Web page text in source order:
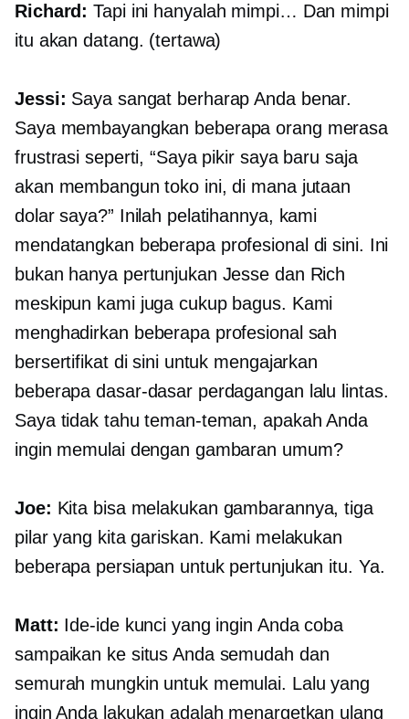
Richard: Tapi ini hanyalah mimpi… Dan mimpi
itu akan datang. (tertawa)
Jessi: Saya sangat berharap Anda benar.
Saya membayangkan beberapa orang merasa
frustrasi seperti, “Saya pikir saya baru saja
akan membangun toko ini, di mana jutaan
dolar saya?” Inilah pelatihannya, kami
mendatangkan beberapa profesional di sini. Ini
bukan hanya pertunjukan Jesse dan Rich
meskipun kami juga cukup bagus. Kami
menghadirkan beberapa profesional sah
bersertifikat di sini untuk mengajarkan
beberapa dasar-dasar perdagangan lalu lintas.
Saya tidak tahu teman-teman, apakah Anda
ingin memulai dengan gambaran umum?
Joe: Kita bisa melakukan gambarannya, tiga
pilar yang kita gariskan. Kami melakukan
beberapa persiapan untuk pertunjukan itu. Ya.
Matt: Ide-ide kunci yang ingin Anda coba
sampaikan ke situs Anda semudah dan
semurah mungkin untuk memulai. Lalu yang
ingin Anda lakukan adalah menargetkan ulang